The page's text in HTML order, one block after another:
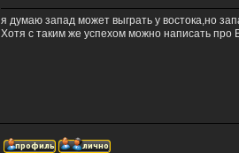
я думаю запад может выграть у востока,но
Хотя с таким же успехом можно написать про